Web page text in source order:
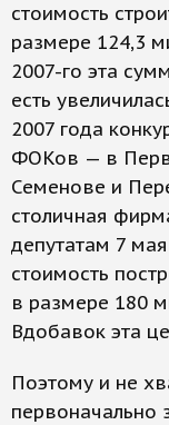
стоимость
размере 124,3
2007-го эта
есть
2007 года
ФОКов — в
Семенове и
столичная
депутатам 7
стоимость
в размере 180
Вдобавок эта
Поэтому и не
первоначально